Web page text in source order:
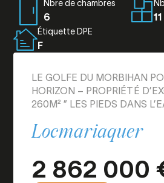
Nbre de chambres
6 11
Étiquette DPE
F
LE GOLFE DU MORBIHAN
HORIZON – PROPRIÉTÉ
260M² ” LES PIEDS DANS
Locmariaquer
2 862 000